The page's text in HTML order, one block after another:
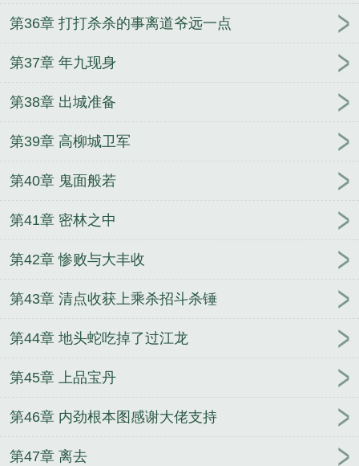
第36章 打打杀杀的事离道爷远一点
第37章 年九现身
第38章 出城准备
第39章 高柳城卫军
第40章 鬼面般若
第41章 密林之中
第42章 惨败与大丰收
第43章 清点收获上乘杀招斗杀锤
第44章 地头蛇吃掉了过江龙
第45章 上品宝丹
第46章 内劲根本图感谢大佬支持
第47章 离去